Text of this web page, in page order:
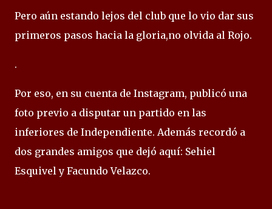
Pero aún estando lejos del club que lo vio dar sus
primeros pasos hacia la gloria,no olvida al Rojo.
.
Por eso, en su cuenta de Instagram, publicó una
foto previo a disputar un partido en las
inferiores de Independiente. Además recordó a
dos grandes amigos que dejó aquí: Sehiel
Esquivel y Facundo Velazco.